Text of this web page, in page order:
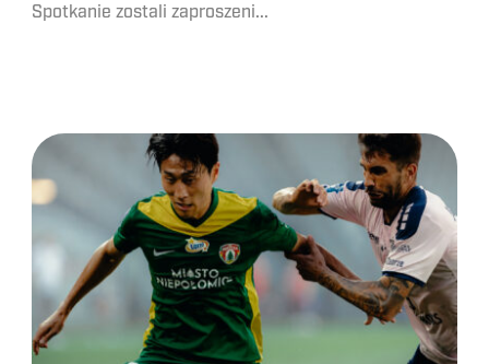
Spotkanie zostali zaproszeni...